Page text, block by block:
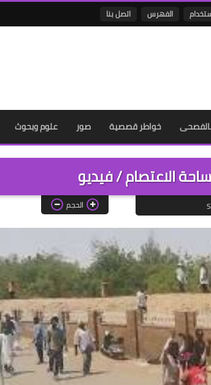
الفهرس اتصل بنا
خواطر قصصية صور علوم وبحوث
الاعتصام / فيديو
الحجم